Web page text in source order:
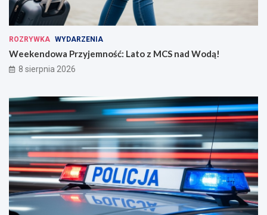
ROZRYWKA WYDARZENIA
Weekendowa Przyjemność: Lato z MCS nad Wodą!
8 sierpnia 2026